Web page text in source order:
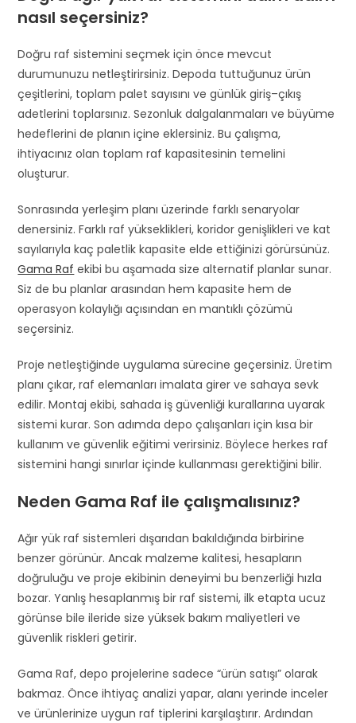
nasıl seçersiniz?
Doğru raf sistemini seçmek için önce mevcut
durumunuzu netleştirirsiniz. Depoda tuttuğunuz ürün
çeşitlerini, toplam palet sayısını ve günlük giriş–çıkış
adetlerini toplarsınız. Sezonluk dalgalanmaları ve büyüme
hedeflerini de planın içine eklersiniz. Bu çalışma,
ihtiyacınız olan toplam raf kapasitesinin temelini
oluşturur.
Sonrasında yerleşim planı üzerinde farklı senaryolar
denersiniz. Farklı raf yükseklikleri, koridor genişlikleri ve kat
sayılarıyla kaç paletlik kapasite elde ettiğinizi görürsünüz.
Gama Raf ekibi bu aşamada size alternatif planlar sunar.
Siz de bu planlar arasından hem kapasite hem de
operasyon kolaylığı açısından en mantıklı çözümü
seçersiniz.
Proje netleştiğinde uygulama sürecine geçersiniz. Üretim
planı çıkar, raf elemanları imalata girer ve sahaya sevk
edilir. Montaj ekibi, sahada iş güvenliği kurallarına uyarak
sistemi kurar. Son adımda depo çalışanları için kısa bir
kullanım ve güvenlik eğitimi verirsiniz. Böylece herkes raf
sistemini hangi sınırlar içinde kullanması gerektiğini bilir.
Neden Gama Raf ile çalışmalısınız?
Ağır yük raf sistemleri dışarıdan bakıldığında birbirine
benzer görünür. Ancak malzeme kalitesi, hesapların
doğruluğu ve proje ekibinin deneyimi bu benzerliği hızla
bozar. Yanlış hesaplanmış bir raf sistemi, ilk etapta ucuz
görünse bile ileride size yüksek bakım maliyetleri ve
güvenlik riskleri getirir.
Gama Raf, depo projelerine sadece “ürün satışı” olarak
bakmaz. Önce ihtiyaç analizi yapar, alanı yerinde inceler
ve ürünlerinize uygun raf tiplerini karşılaştırır. Ardından